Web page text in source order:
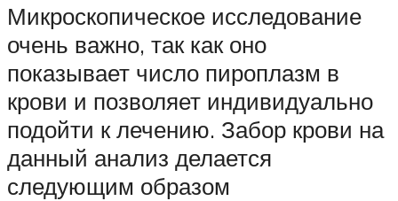
Микроскопическое исследование
очень важно, так как оно
показывает число пироплазм в
крови и позволяет индивидуально
подойти к лечению. Забор крови на
данный анализ делается
следующим образом